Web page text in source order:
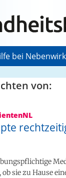
bei
von:
sie zu Hause